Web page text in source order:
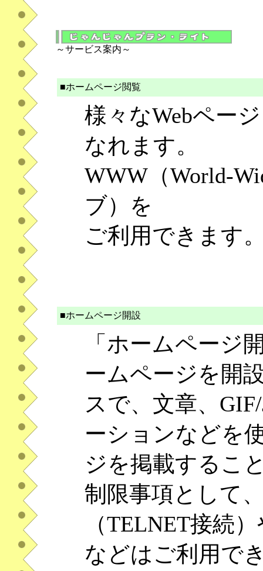
～サービス案内～
■ホームページ閲覧
様々なWebペー
なれます。
WWW（World-
ブ）を
ご利用できます
■ホームページ開設
「ホームページ
ームページを開
スで、文章、
ーションなどを
ジを掲載するこ
制限事項として
（TELNET接続
などはご利用で